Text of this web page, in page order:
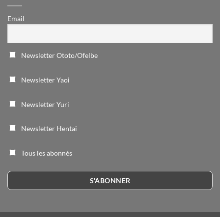
Email
Newsletter Ototo/Ofelbe
Newsletter Yaoi
Newsletter Yuri
Newsletter Hentai
Tous les abonnés